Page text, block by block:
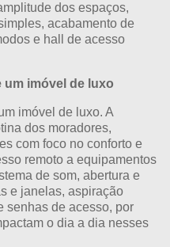
dos espaços,
acabamento de
e hall de acesso
um imóvel de luxo
imóvel de luxo. A
dos moradores,
com foco no conforto e
remoto a equipamentos
de som, abertura e
e janelas, aspiração
senhas de acesso, por
o dia a dia nesses